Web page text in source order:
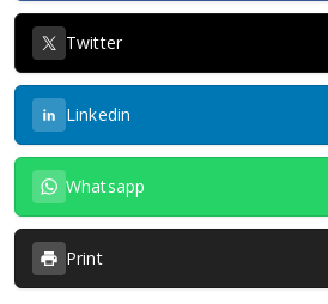
Twitter
Linkedin
Whatsapp
Print